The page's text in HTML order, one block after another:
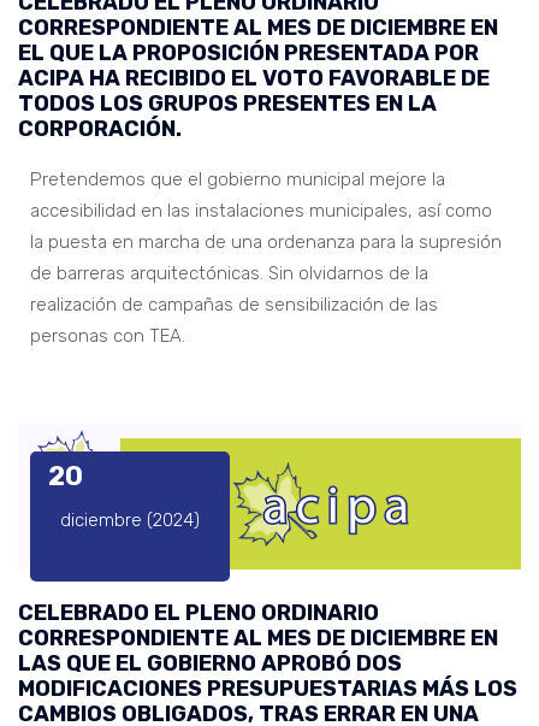
CORRESPONDIENTE AL MES DE DICIEMBRE EN
EL QUE LA PROPOSICIÓN PRESENTADA POR
ACIPA HA RECIBIDO EL VOTO FAVORABLE DE
TODOS LOS GRUPOS PRESENTES EN LA
CORPORACIÓN.
Pretendemos que el gobierno municipal mejore la
accesibilidad en las instalaciones municipales, así como
la puesta en marcha de una ordenanza para la supresión
de barreras arquitectónicas. Sin olvidarnos de la
realización de campañas de sensibilización de las
personas con TEA.
20
diciembre (2024)
CELEBRADO EL PLENO ORDINARIO
CORRESPONDIENTE AL MES DE DICIEMBRE EN
LAS QUE EL GOBIERNO APROBÓ DOS
MODIFICACIONES PRESUPUESTARIAS MÁS LOS
CAMBIOS OBLIGADOS, TRAS ERRAR EN UNA